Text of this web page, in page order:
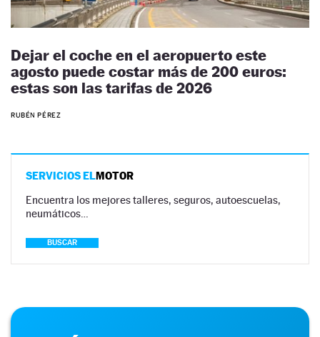
Dejar el coche en el aeropuerto este
agosto puede costar más de 200 euros:
estas son las tarifas de 2026
RUBÉN PÉREZ
SERVICIOS ELMOTOR
Encuentra los mejores talleres, seguros, autoescuelas,
neumáticos…
BUSCAR